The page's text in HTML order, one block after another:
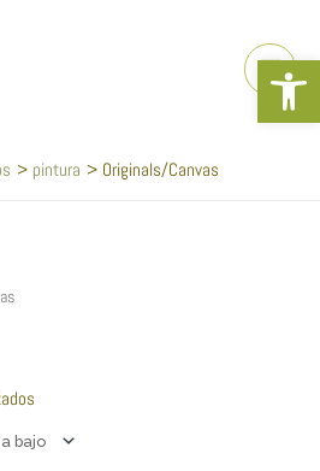
pintura Originals/Canvas
Abrir